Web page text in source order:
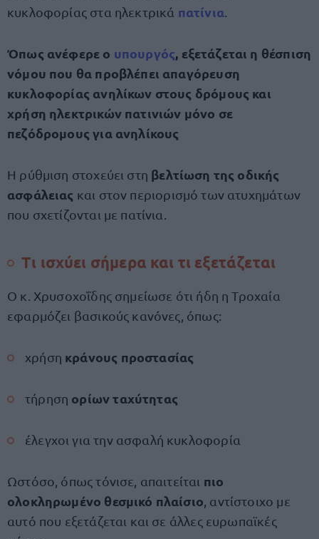
κυκλοφορίας στα ηλεκτρικά πατίνια
Όπως ανέφερε ο υπουργός, εξετάζεται η θέσπιση
νόμου που θα προβλέπει απαγόρευση
κυκλοφορίας ανηλίκων στους δρόμους και
χρήση ηλεκτρικών πατινιών μόνο σε
πεζόδρομους για ανηλίκους
Η ρύθμιση στοχεύει στη βελτίωση της οδικής
ασφάλειας και στον περιορισμό των ατυχημάτων
που σχετίζονται με πατίνια.
Τι ισχύει σήμερα και τι εξετάζεται
Ο κ. Χρυσοχοΐδης σημείωσε ότι ήδη η Τροχαία
εφαρμόζει βασικούς κανόνες, όπως:
χρήση κράνους προστασίας
τήρηση ορίων ταχύτητας
έλεγχοι για την ασφαλή κυκλοφορία
Ωστόσο, όπως τόνισε, απαιτείται πιο
ολοκληρωμένο θεσμικό πλαίσιο , αντίστοιχο με
αυτό που εξετάζεται και σε άλλες ευρωπαϊκές